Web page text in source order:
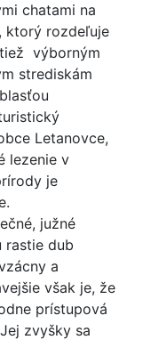
chatami na
ktorý rozdeľuje
výborným
strediskám
Letanovce,
lezenie v
je
južné
rastie dub
a
však je, že
prístupová
zvyšky sa